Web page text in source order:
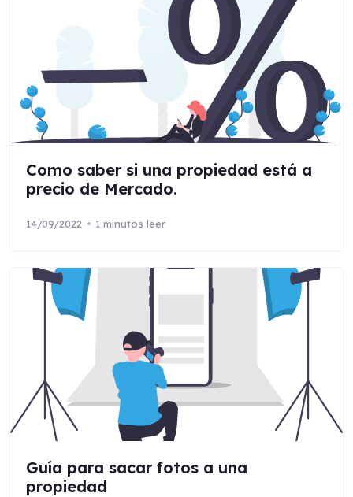
Como saber si una propiedad está a
precio de Mercado.
14/09/2022 1 minutos leer
Guía para sacar fotos a una
propiedad